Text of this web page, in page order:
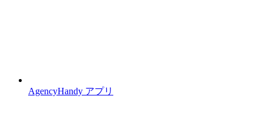
AgencyHandy アプリ